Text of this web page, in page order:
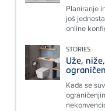
Planiranje
još
online
STORIES
Uže,
Kada se